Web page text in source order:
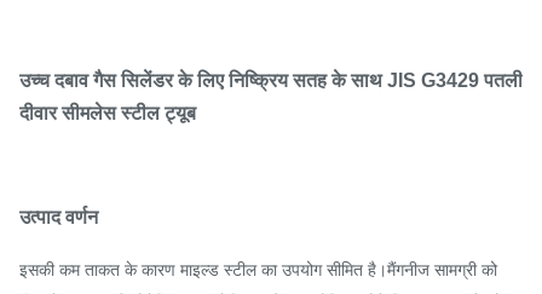
उच्च दबाव गैस सिलेंडर के लिए निष्क्रिय सतह के साथ JIS G3429 पतली
दीवार सीमलेस स्टील ट्यूब
उत्पाद वर्णन
इसकी कम ताकत के कारण माइल्ड स्टील का उपयोग सीमित है।मैंगनीज सामग्री को